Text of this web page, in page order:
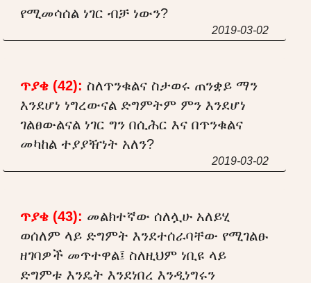
የሚመሳሰል ነገር ብቻ ነውን?
2019-03-02
ጥያቄ (42): ስለጥንቁልና ስታወሩ ጠንቋይ ማን
እንደሆነ ነግረውናል ድግምትም ምን እንደሆነ
ገልፀውልናል ነገር ግን በሲሕር እና በጥንቁልና
መካከል ተያያዥነት አለን?
2019-03-02
ጥያቄ (43): መልክተኛው ሰለሏሁ አለይሂ
ወሰለም ላይ ድግምት እንደተሰራባቸው የሚገልፁ
ዘገባዎች መጥተዋል፤ ስለዚህም ነቢዩ ላይ
ድግምቱ እንዴት እንደነበረ እንዲነግሩን